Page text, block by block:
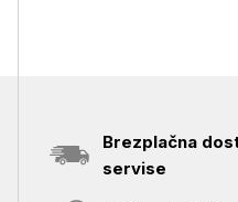
Brezplačna
servise